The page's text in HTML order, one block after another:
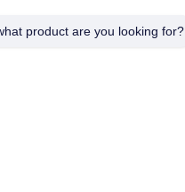
product are you looking for?